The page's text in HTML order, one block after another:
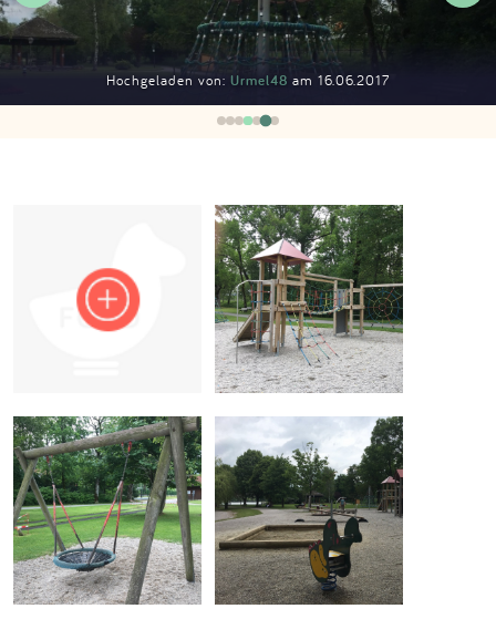
Impressum
Anmelden
Hochgeladen von: Urmel48 am 16.06.2017